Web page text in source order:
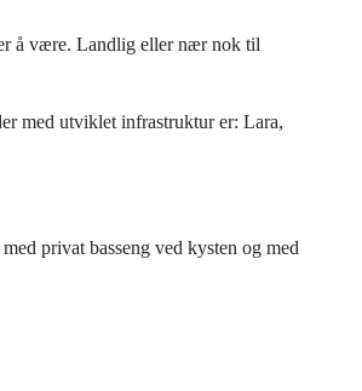
å være. Landlig eller nær nok til
med utviklet infrastruktur er: Lara,
privat basseng ved kysten og med